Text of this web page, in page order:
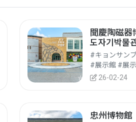
聞慶陶磁器
도자기박물관
#展示館 #展
26-02-24
忠州博物館